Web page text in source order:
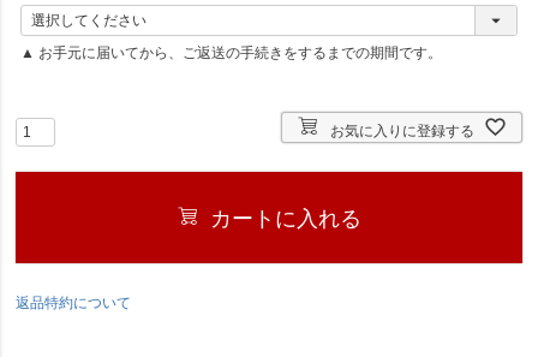
(
必
須
▲ お手元に届いてから、ご返送の手続きをするまでの期間です。
お気に入りに登録する
カートに入れる
返品特約について